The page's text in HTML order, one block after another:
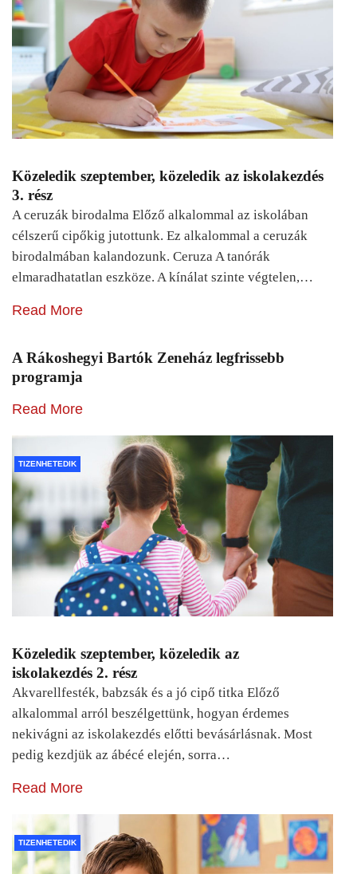
Közeledik szeptember, közeledik az iskolakezdés
3. rész
A ceruzák birodalma Előző alkalommal az iskolában
célszerű cipőkig jutottunk. Ez alkalommal a ceruzák
birodalmában kalandozunk. Ceruza A tanórák
elmaradhatatlan eszköze. A kínálat szinte végtelen,…
Read More
A Rákoshegyi Bartók Zeneház legfrissebb
programja
Read More
TIZENHETEDIK
Közeledik szeptember, közeledik az
iskolakezdés 2. rész
Akvarellfesték, babzsák és a jó cipő titka Előző
alkalommal arról beszélgettünk, hogyan érdemes
nekivágni az iskolakezdés előtti bevásárlásnak. Most
pedig kezdjük az ábécé elején, sorra…
Read More
TIZENHETEDIK